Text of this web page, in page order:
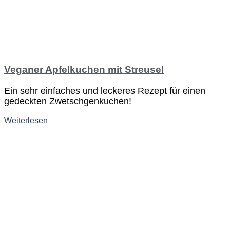
Veganer Apfelkuchen mit Streusel
Ein sehr einfaches und leckeres Rezept für einen
gedeckten Zwetschgenkuchen!
Weiterlesen